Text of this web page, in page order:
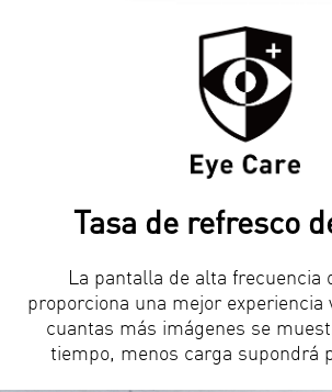
Tasa de refresco
La pantalla de alta frecuencia
proporciona una mejor experiencia
cuantas más imágenes se
tiempo, menos carga supondrá